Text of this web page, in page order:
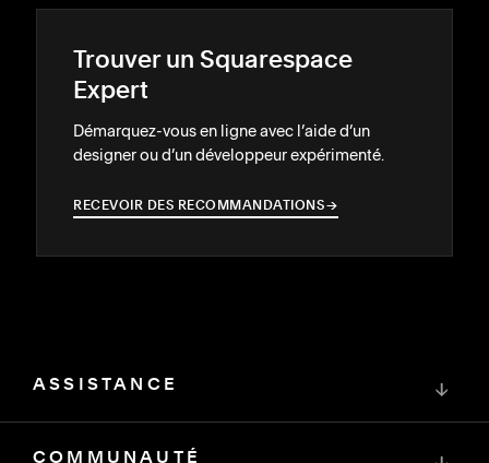
Trouver un Squarespace
Expert
Démarquez-vous en ligne avec l’aide d’un
designer ou d’un développeur expérimenté.
RECEVOIR DES RECOMMANDATIONS→
→
ASSISTANCE ↓
COMMUNAUTÉ